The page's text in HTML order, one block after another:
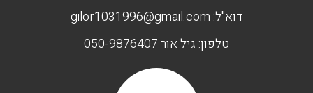
דוא"ל: gilor1031996@gmail.com
טלפון: גיל אור 050-9876407